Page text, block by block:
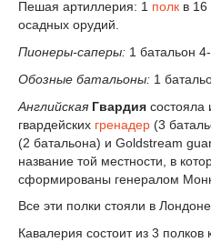
Пешая артиллерия: 1 полк в 16
осадных орудий.
Пионеры-саперы: 1 батальон 4-
Обозные батальоны: 1
Английская Гвардия состояла
гвардейских гренадер (3
(2 батальона) и Goldstream
название той местности, в
сформированы генералом
Все эти полки стояли в
Кавалерия состоит из 3